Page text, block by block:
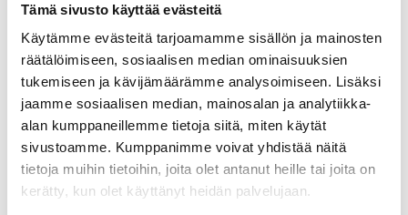
Tämä sivusto käyttää evästeitä
Käytämme evästeitä tarjoamamme sisällön ja mainosten
räätälöimiseen, sosiaalisen median ominaisuuksien
tukemiseen ja kävijämäärämme analysoimiseen. Lisäksi
jaamme sosiaalisen median, mainosalan ja analytiikka-
alan kumppaneillemme tietoja siitä, miten käytät
sivustoamme. Kumppanimme voivat yhdistää näitä
tietoja muihin tietoihin, joita olet antanut heille tai joita on
kerätty, kun olet käyttänyt heidän palvelujaan.
KOOT
JÄLLEENMYYJÄT